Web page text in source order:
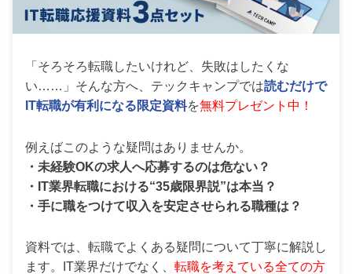
「そろそろ転職したいけれど、失敗はしたくな
い……」そんな方へ、テックキャンプでは読むだけで
IT転職が有利になる限定資料を無料プレゼント中！
例えばこのような疑問はありませんか。
・未経験OKの求人へ応募するのは危ない？
・IT業界転職における“35歳限界説”は本当？
・手に職をつけて収入を安定させられる職種は？
資料では、転職でよくある疑問について丁寧に解説し
ます。IT業界だけでなく、 転職を考えている全ての方